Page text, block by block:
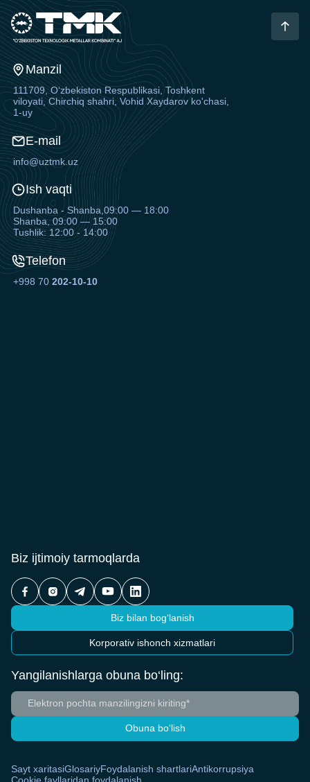
Manzil
111709, O‘zbekiston Respublikasi, Toshkent
viloyati, Chirchiq shahri, Vohid Xaydarov ko'chasi,
1-uy
E-mail
info@uztmk.uz
Ish vaqti
Dushanba - Shanba,09:00 — 18:00
Shanba, 09:00 — 15:00
Tushlik: 12:00 - 14:00
Telefon
+998 70202-10-10
Biz ijtimoiy tarmoqlarda
Biz bilan bog‘lanish
Korporativ ishonch xizmatlari
Yangilanishlarga obuna bo‘ling:
Obuna bo‘lish
Sayt xaritasiGlosariyFoydalanish shartlariAntikorrupsiya